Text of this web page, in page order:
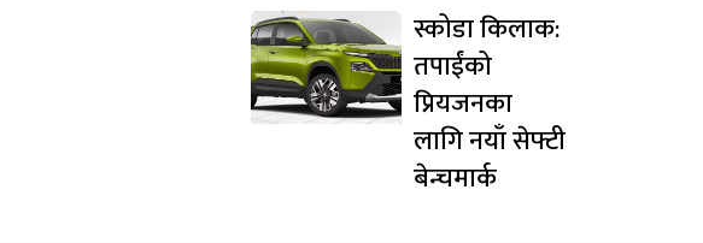
स्कोडा किलाक:
तपाईंको
प्रियजनका
लागि नयाँ सेफ्टी
बेन्चमार्क